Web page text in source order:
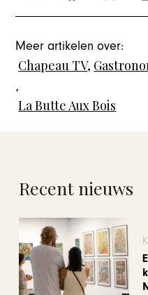
Meer artikelen over:
Chapeau TV,
,
La Butte Aux Bois
Recent nieuws